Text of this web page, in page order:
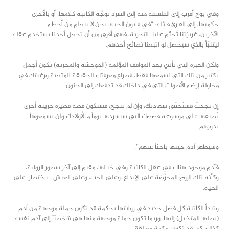
وفي بوح أقرب إلى الفلسفة منه إلى السرد توجِّه الكاتبة كلامها، أو بالأحرى
حكمتها، إلى القارئ قائلة: “في قانون الحياة، نحن لا نتعلم من أخطاء
الآخرين، غريزتنا تُحتّم علينا التجربة، فهي أقوى من أن تجعل أحدنا يستخدم عقله
ليتنبّأ بالذي سيحصل لو اتبعنا نصائح أحدهم.
ولكن العبرة التي تأتي بعد المواقف المؤلمة (الموحشة والمحزنة) تكون أجمل
بكثير من تلك التي نسمعها فقط، فصراع معرفتك للحقيقة المتعبة ورغبتك في
محاولة إرضاء الأصوات التي في داخلك قد تدفعك إلى الجنون.
إن نجحتْ فستُحقّق سعادتك، وإن لم تنجح، فستكون قصة قصيرة حزينة أخرى
تُضيفها على موسوعة قصصك التي ستسردها يوماً ما لأولادك ولن يسمعوها
بدورهم.
وسيظهر آدم حينها باحثاً عنهم”.
فآدم موجود هناك في عقل الكاتبة وفي خيالها، مقيم إلى آخر سطور الرواية،
وكأنه تلك الروح المحرِّضة على الإبداع، وعلى الحب، وعلى العيش.. باختصار: على
الحياة.
وتبدأ الكاتبة كل فصل جديد في روايتها بحكمة قد تكون جملة موجهة من آدم
(بطلها المتخيل) إليها، وربما تكون جملة موجهة منها هي شخصيّاً إلى آدم نفسه